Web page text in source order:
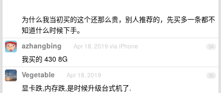
为什么我当初买的这个还那么贵，别人推荐的，先买多一条都不
知道什么时候下手。
34
azhangbing Apr 18, 2019 via iPhone
我买的 430 8G
35
Vegetable Apr 18, 2019
显卡跌,内存跌,是时候升级台式机了.